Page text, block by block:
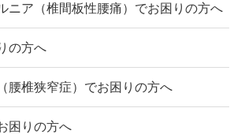
ニア（椎間板性腰痛）でお困りの方へ
の方へ
腰椎狭窄症）でお困りの方へ
困りの方へ